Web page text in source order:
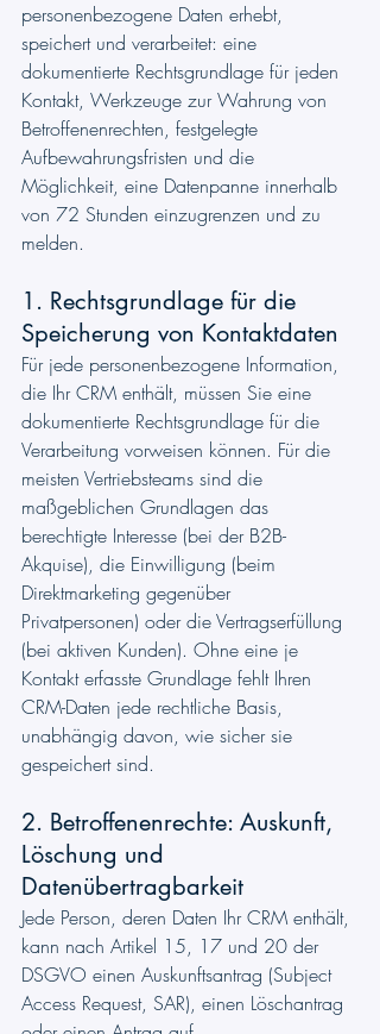
personenbezogene Daten erhebt,
speichert und verarbeitet: eine
dokumentierte Rechtsgrundlage für jeden
Kontakt, Werkzeuge zur Wahrung von
Betroffenenrechten, festgelegte
Aufbewahrungsfristen und die
Möglichkeit, eine Datenpanne innerhalb
von 72 Stunden einzugrenzen und zu
melden.
1. Rechtsgrundlage für die
Speicherung von Kontaktdaten
Für jede personenbezogene Information,
die Ihr CRM enthält, müssen Sie eine
dokumentierte Rechtsgrundlage für die
Verarbeitung vorweisen können. Für die
meisten Vertriebsteams sind die
maßgeblichen Grundlagen das
berechtigte Interesse (bei der B2B-
Akquise), die Einwilligung (beim
Direktmarketing gegenüber
Privatpersonen) oder die Vertragserfüllung
(bei aktiven Kunden). Ohne eine je
Kontakt erfasste Grundlage fehlt Ihren
CRM-Daten jede rechtliche Basis,
unabhängig davon, wie sicher sie
gespeichert sind.
2. Betroffenenrechte: Auskunft,
Löschung und
Datenübertragbarkeit
Jede Person, deren Daten Ihr CRM enthält,
kann nach Artikel 15, 17 und 20 der
DSGVO einen Auskunftsantrag (Subject
Access Request, SAR), einen Löschantrag